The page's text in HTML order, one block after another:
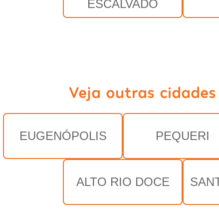
ESCALVADO
Veja outras
EUGENÓPOLIS PEQUERI
ALTO RIO DOCE